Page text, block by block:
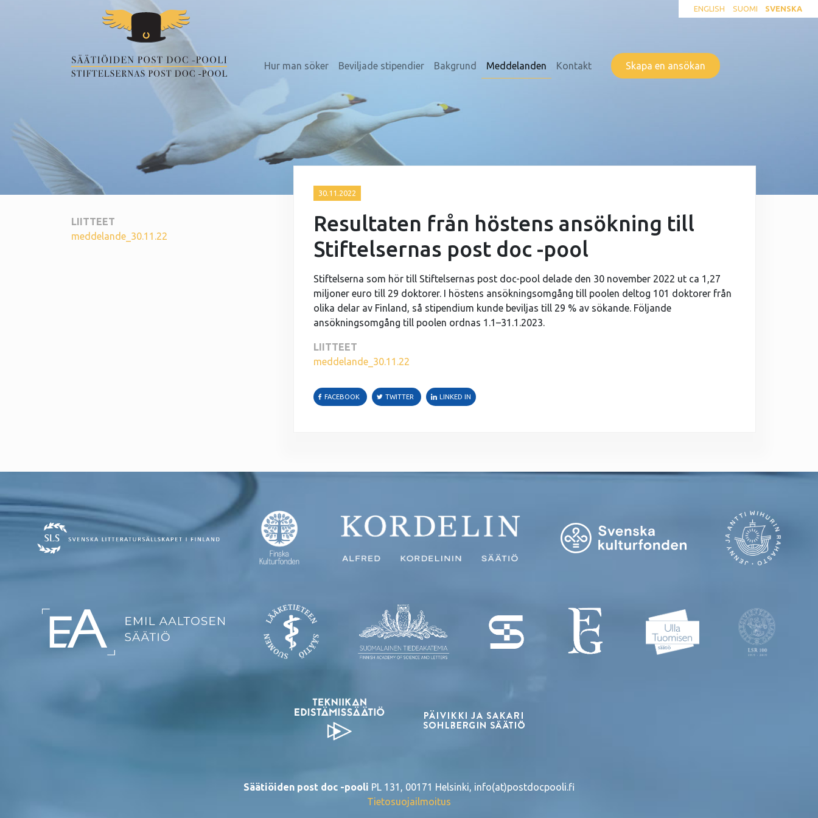
ENGLISH SUOMI SVENSKA
Hur man söker Beviljade stipendier Bakgrund Meddelanden Kontakt Skapa en ansökan
LIITTEET
meddelande_30.11.22
30.11.2022
Resultaten från höstens ansökning till
Stiftelsernas post doc -pool
Stiftelserna som hör till Stiftelsernas post doc-pool delade den 30 november 2022 ut ca 1,27
miljoner euro till 29 doktorer. I höstens ansökningsomgång till poolen deltog 101 doktorer från
olika delar av Finland, så stipendium kunde beviljas till 29 % av sökande. Följande
ansökningsomgång till poolen ordnas 1.1–31.1.2023.
LIITTEET
meddelande_30.11.22
FACEBOOK TWITTER LINKED IN
Säätiöiden post doc -pooli PL 131, 00171 Helsinki, info(at)postdocpooli.fi
Tietosuojailmoitus